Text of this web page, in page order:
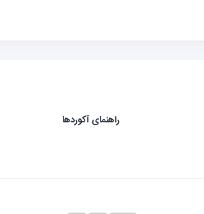
راهنمای آکوردها